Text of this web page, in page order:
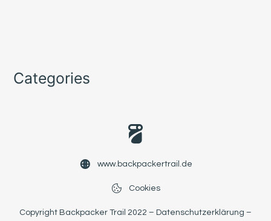
Categories
www.backpackertrail.de
Cookies
Copyright Backpacker Trail 2022 – Datenschutzerklärung –